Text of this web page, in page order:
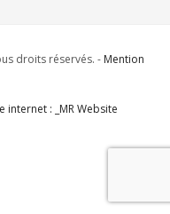
droits réservés. - Mention
: _MR Website